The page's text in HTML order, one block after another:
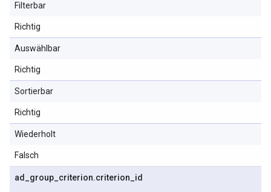
Filterbar
Richtig
Auswählbar
Richtig
Sortierbar
Richtig
Wiederholt
Falsch
ad group criterion.criterion id